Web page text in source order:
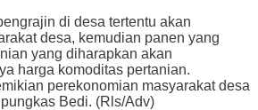
di desa tertentu akan
desa, kemudian panen yang
yang diharapkan akan
harga komoditas pertanian.
perekonomian masyarakat desa
Bedi. (Rls/Adv)